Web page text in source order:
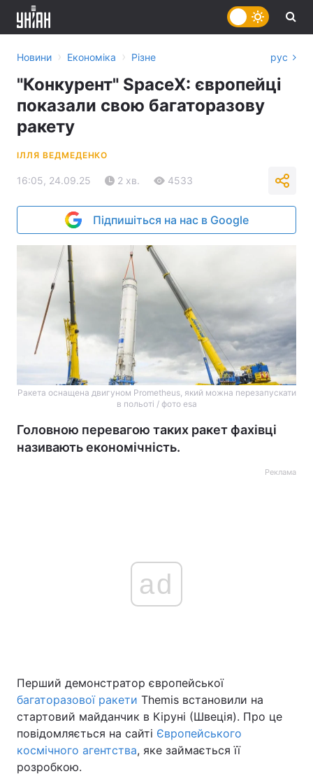
Головна Війна
Україна Політика
Економіка Світ
Новини › Економіка › Різне рус
"Конкурент" SpaceX: європейці
показали свою багаторазову
ракету
ІЛЛЯ ВЕДМЕДЕНКО
16:05, 24.09.25 2 хв. 4533
Підпишіться на нас в Google
Ракета оснащена двигуном Prometheus, який можна перезапускати
в польоті / фото esa
Головною перевагою таких ракет фахівці
називають економічність.
Реклама
ad
Перший демонстратор європейської
багаторазової ракети Themis встановили на
стартовий майданчик в Кіруні (Швеція). Про це
повідомляється на сайті Європейського
космічного агентства, яке займається її
розробкою.